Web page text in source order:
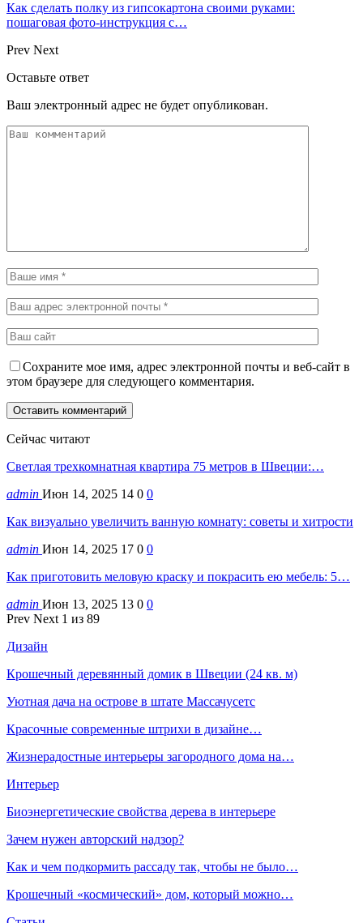
Как сделать полку из гипсокартона своими руками:
пошаговая фото-инструкция с…
Prev Next
Оставьте ответ
Ваш электронный адрес не будет опубликован.
Сохраните мое имя, адрес электронной почты и веб-сайт в
этом браузере для следующего комментария.
Сейчас читают
Светлая трехкомнатная квартира 75 метров в Швеции:…
admin Июн 14, 2025 14 0 0
Как визуально увеличить ванную комнату: советы и хитрости
admin Июн 14, 2025 17 0 0
Как приготовить меловую краску и покрасить ею мебель: 5…
admin Июн 13, 2025 13 0 0
Prev Next 1 из 89
Дизайн
Крошечный деревянный домик в Швеции (24 кв. м)
Уютная дача на острове в штате Массачусетс
Красочные современные штрихи в дизайне…
Жизнерадостные интерьеры загородного дома на…
Интерьер
Биоэнергетические свойства дерева в интерьере
Зачем нужен авторский надзор?
Как и чем подкормить рассаду так, чтобы не было…
Крошечный «космический» дом, который можно…